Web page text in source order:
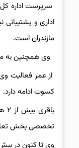
سرپرست اداره
اداری و
مازندران است.
وی همچنین به
از عمر فعالیت
کسوت ادامه دارد.
تخصصی بخش تعاون وی از بدو استخدام
وی تا کنون در بیش از ۲۰ همایش و سمینار تخصصی بخش تعاون در سراسر کشور